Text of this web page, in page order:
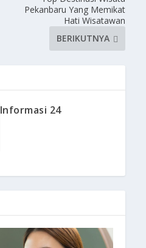
Pekanbaru Yang Memikat
Hati Wisatawan
BERIKUTNYA
Informasi 24